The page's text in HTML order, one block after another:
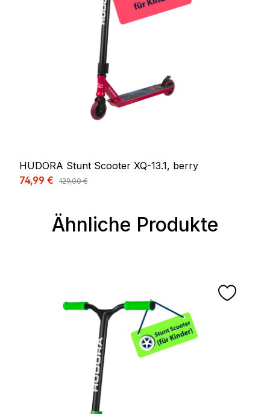
HUDORA Stunt Scooter XQ-13.1, berry
Verkaufspreis:
74,99 € Regulärer Preis:
129,00 €
Produktgalerie überspringen
Ähnliche Produkte